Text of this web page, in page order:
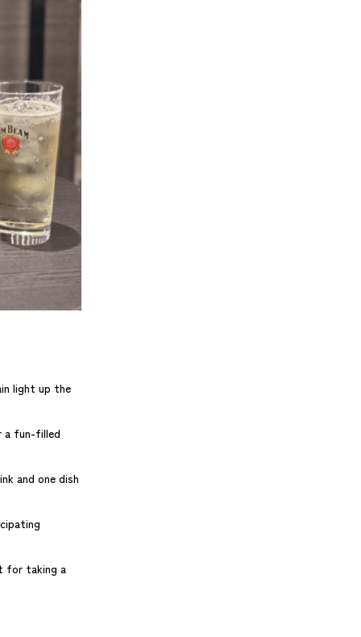
light up the
a fun-filled
and one dish
for taking a